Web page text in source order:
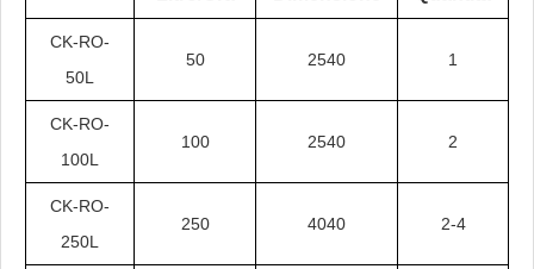
CK-RO-
50L
50 2540 1
CK-RO-
100L
100 2540 2
CK-RO-
250L
250 4040 2-4